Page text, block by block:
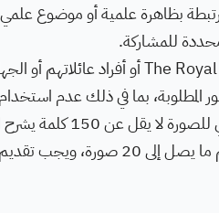
بظاهرة علمية أو موضوع
للمشاركة.
المطلوبة، بما في ذلك عدم
الظاهرة العلمية الظاهرة فيها.
صورة في فئة واحدة فقط.